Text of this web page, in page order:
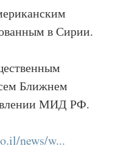
в Сирии.
Ближнем
МИД РФ.
news/w...